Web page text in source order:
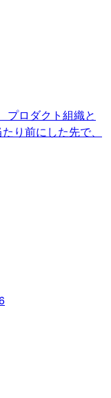
プロダクト組織と
り前にした先で、